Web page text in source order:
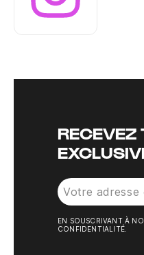
RECEVEZ
EN SOUSCRIVANT À
CONFIDENTIALITÉ.